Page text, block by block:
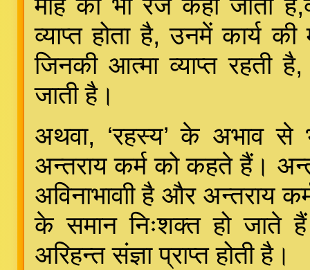
व्याप्त होता है, उनमें कार्य
जिनकी आत्मा व्याप्त रहती
जाती है।
अथवा, ‘रहस्य’ के अभाव से
अन्तराय कर्म को कहते हैं।
अविनाभावाी है और अन्तराय
के समान निःशक्त हो जाते
अरिहन्त संज्ञा प्राप्त होती है।